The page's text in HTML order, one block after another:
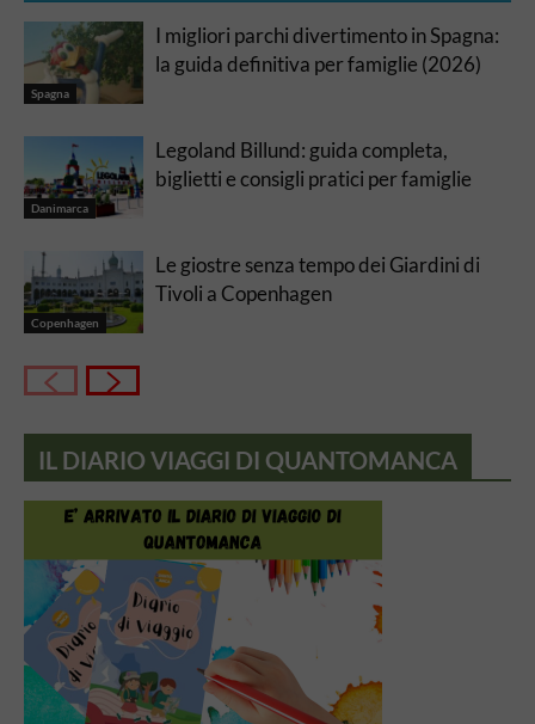
Spagna
I migliori parchi divertimento in Spagna:
la guida definitiva per famiglie (2026)
Danimarca
Legoland Billund: guida completa,
biglietti e consigli pratici per famiglie
Copenhagen
Le giostre senza tempo dei Giardini di
Tivoli a Copenhagen
IL DIARIO VIAGGI DI QUANTOMANCA